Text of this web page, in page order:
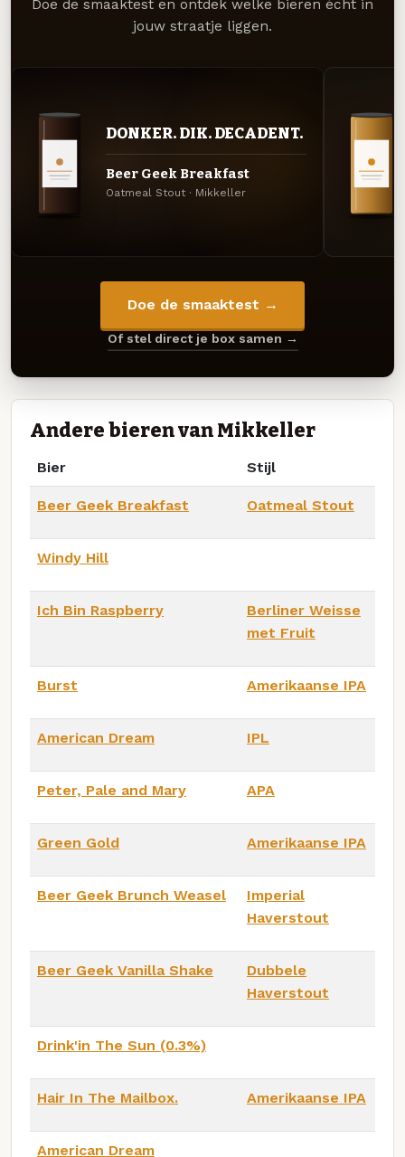
Doe de smaaktest en ontdek welke bieren écht in
jouw straatje liggen.
DONKER. DIK. DECADENT.
Beer Geek Breakfast
Oatmeal Stout · Mikkeller
Doe de smaaktest →
Of stel direct je box samen →
Andere bieren van Mikkeller
Bier Stijl
Beer Geek Breakfast Oatmeal Stout
Windy Hill
Ich Bin Raspberry
Berliner Weisse
met Fruit
Burst Amerikaanse IPA
American Dream IPL
Peter, Pale and Mary APA
Green Gold Amerikaanse IPA
Beer Geek Brunch Weasel
Imperial
Haverstout
Beer Geek Vanilla Shake
Dubbele
Haverstout
Drink'in The Sun (0.3%)
Hair In The Mailbox. Amerikaanse IPA
American Dream